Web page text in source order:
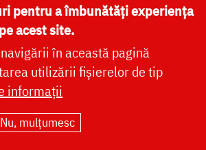
PENTRU CATEDRALA NAȚIONALĂ
deDOXOLOGIA MEDIA
pentru a îmbunătăți experiența
acest site.
în această pagină
utilizării fișierelor de tip
informații
Nu, mulțumesc